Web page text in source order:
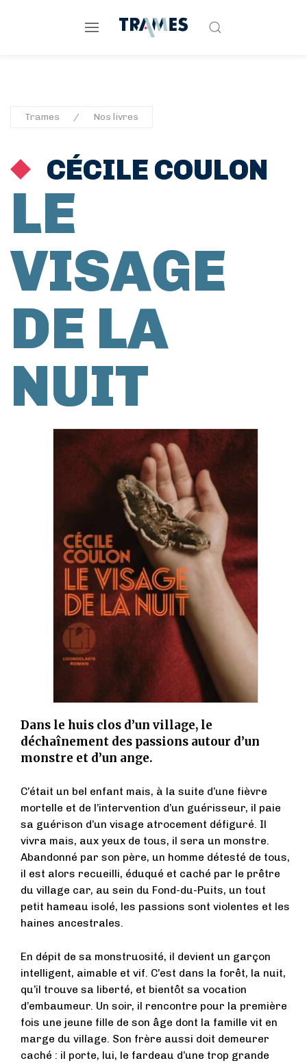
Trames Nos livres
CÉCILE COULON
LE
VISAGE
DE LA
NUIT
Dans le huis clos d’un village, le
déchaînement des passions autour d’un
monstre et d’un ange.
C’était un bel enfant mais, à la suite d’une fièvre
mortelle et de l’intervention d’un guérisseur, il paie
sa guérison d’un visage atrocement défiguré. Il
vivra mais, aux yeux de tous, il sera un monstre.
Abandonné par son père, un homme détesté de tous,
il est alors recueilli, éduqué et caché par le prêtre
du village car, au sein du Fond-du-Puits, un tout
petit hameau isolé, les passions sont violentes et les
haines ancestrales.
En dépit de sa monstruosité, il devient un garçon
intelligent, aimable et vif. C’est dans la forêt, la nuit,
qu’il trouve sa liberté, et bientôt sa vocation
d’embaumeur. Un soir, il rencontre pour la première
fois une jeune fille de son âge dont la famille vit en
marge du village. Son frère aussi doit demeurer
caché : il porte, lui, le fardeau d’une trop grande